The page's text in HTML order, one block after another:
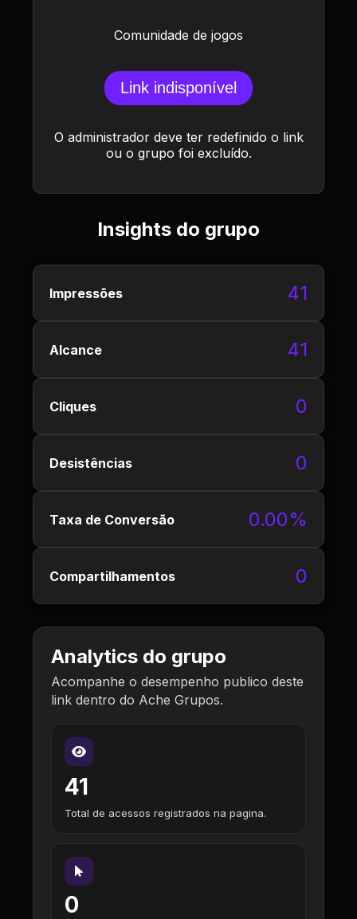
Comunidade de jogos
Link indisponível
O administrador deve ter redefinido o link
ou o grupo foi excluído.
Insights do grupo
Impressões 41
Alcance 41
Cliques 0
Desistências 0
Taxa de Conversão 0.00%
Compartilhamentos 0
Analytics do grupo
Acompanhe o desempenho publico deste
link dentro do Ache Grupos.
41
Total de acessos registrados na pagina.
0